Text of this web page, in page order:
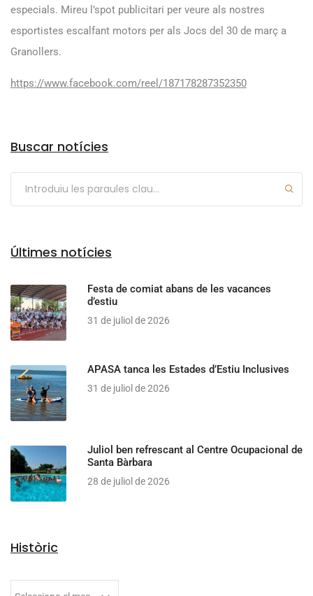
especials. Mireu l’spot publicitari per veure als nostres
esportistes escalfant motors per als Jocs del 30 de març a
Granollers.
https://www.facebook.com/reel/187178287352350
Buscar notícies
Últimes notícies
Festa de comiat abans de les vacances
d’estiu
31 de juliol de 2026
APASA tanca les Estades d’Estiu Inclusives
31 de juliol de 2026
Juliol ben refrescant al Centre Ocupacional de
Santa Bàrbara
28 de juliol de 2026
Històric